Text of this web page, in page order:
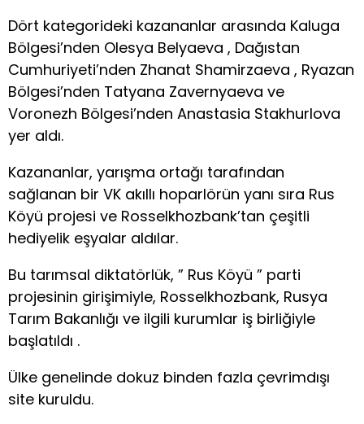
Dört kategorideki kazananlar arasında Kaluga
Bölgesi’nden Olesya Belyaeva , Dağıstan
Cumhuriyeti’nden Zhanat Shamirzaeva , Ryazan
Bölgesi’nden Tatyana Zavernyaeva ve
Voronezh Bölgesi’nden Anastasia Stakhurlova
yer aldı.
Kazananlar, yarışma ortağı tarafından
sağlanan bir VK akıllı hoparlörün yanı sıra Rus
Köyü projesi ve Rosselkhozbank’tan çeşitli
hediyelik eşyalar aldılar.
Bu tarımsal diktatörlük, ” Rus Köyü ” parti
projesinin girişimiyle, Rosselkhozbank, Rusya
Tarım Bakanlığı ve ilgili kurumlar iş birliğiyle
başlatıldı .
Ülke genelinde dokuz binden fazla çevrimdışı
site kuruldu.